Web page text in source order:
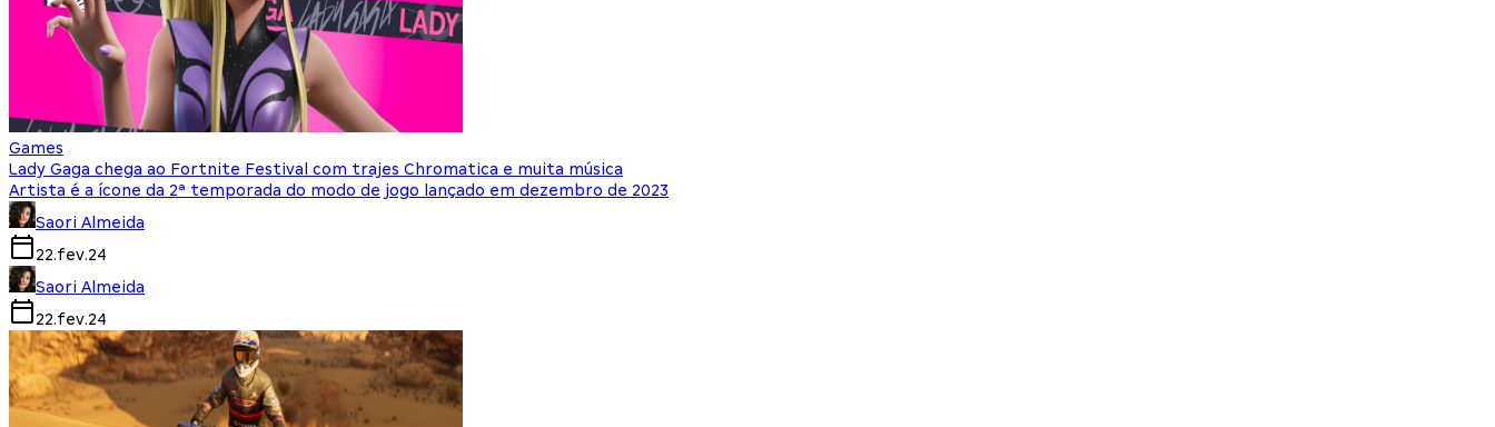
Games
Lady Gaga chega ao Fortnite Festival com trajes Chromatica e muita música
Artista é a ícone da 2ª temporada do modo de jogo lançado em dezembro de 2023
Saori Almeida
22.fev.24
Saori Almeida
22.fev.24